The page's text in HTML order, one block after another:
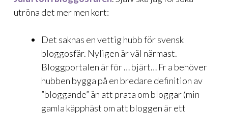
utröna det mer men kort:
Det saknas en vettig hubb för svensk
bloggosfär. Nyligen är väl närmast.
Bloggportalen är för … bjärt… Fr a behöver
hubben bygga på en bredare definition av
”bloggande” än att prata om bloggar (min
gamla käpphäst om att bloggen är ett